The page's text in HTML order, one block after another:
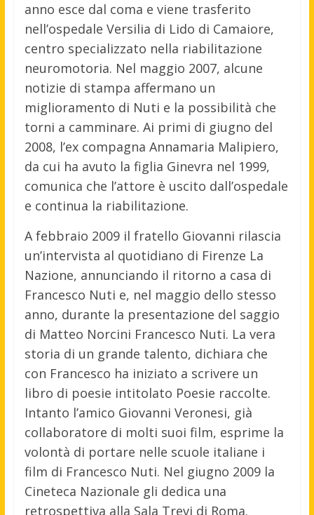
anno esce dal coma e viene trasferito
nell’ospedale Versilia di Lido di Camaiore,
centro specializzato nella riabilitazione
neuromotoria. Nel maggio 2007, alcune
notizie di stampa affermano un
miglioramento di Nuti e la possibilità che
torni a camminare. Ai primi di giugno del
2008, l’ex compagna Annamaria Malipiero,
da cui ha avuto la figlia Ginevra nel 1999,
comunica che l’attore è uscito dall’ospedale
e continua la riabilitazione.
A febbraio 2009 il fratello Giovanni rilascia
un’intervista al quotidiano di Firenze La
Nazione, annunciando il ritorno a casa di
Francesco Nuti e, nel maggio dello stesso
anno, durante la presentazione del saggio
di Matteo Norcini Francesco Nuti. La vera
storia di un grande talento, dichiara che
con Francesco ha iniziato a scrivere un
libro di poesie intitolato Poesie raccolte.
Intanto l’amico Giovanni Veronesi, già
collaboratore di molti suoi film, esprime la
volontà di portare nelle scuole italiane i
film di Francesco Nuti. Nel giugno 2009 la
Cineteca Nazionale gli dedica una
retrospettiva alla Sala Trevi di Roma.